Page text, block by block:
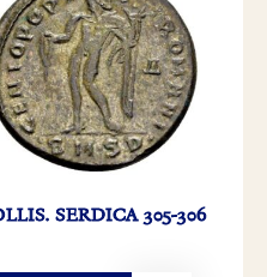
SERDICA 305-306